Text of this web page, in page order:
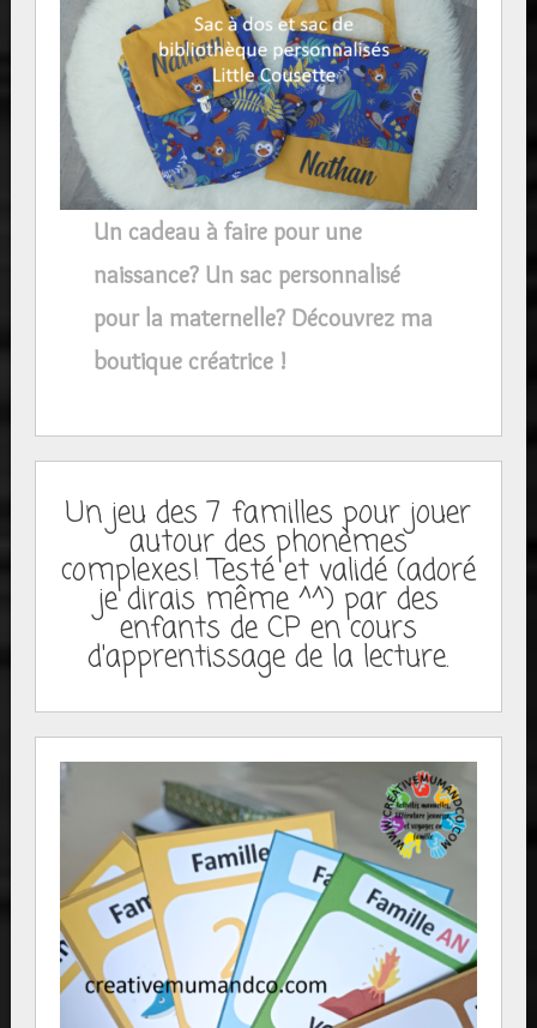
Un cadeau à faire pour une
naissance? Un sac personnalisé
pour la maternelle? Découvrez ma
boutique créatrice !
Un jeu des 7 familles pour jouer
autour des phonèmes
complexes! Testé et validé (adoré
je dirais même ^^) par des
enfants de CP en cours
d'apprentissage de la lecture.